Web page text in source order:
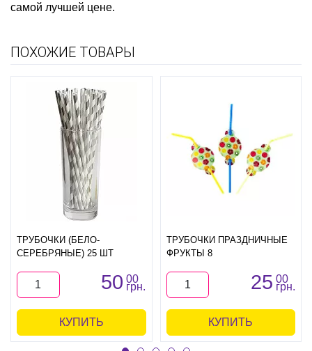
самой лучшей цене.
ПОХОЖИЕ ТОВАРЫ
ТРУБОЧКИ (БЕЛО-
СЕРЕБРЯНЫЕ) 25 ШТ
50 00
грн.
КУПИТЬ
ТРУБОЧКИ ПРАЗДНИЧНЫЕ
ФРУКТЫ 8
25 00
грн.
КУПИТЬ